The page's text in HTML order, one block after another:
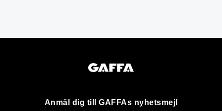
Anmäl dig till GAFFAs nyhetsmejl